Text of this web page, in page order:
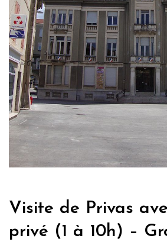
Visite de Privas
privé (1 à 10h) –